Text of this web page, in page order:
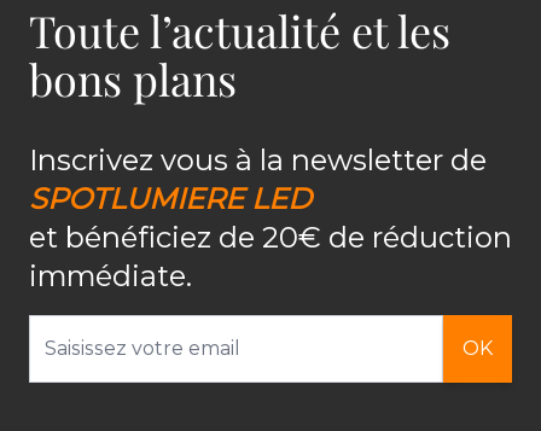
Toute l’actualité et les
bons plans
Inscrivez vous à la newsletter de
SPOTLUMIERE LED
et bénéficiez de 20€ de réduction
immédiate.
OK